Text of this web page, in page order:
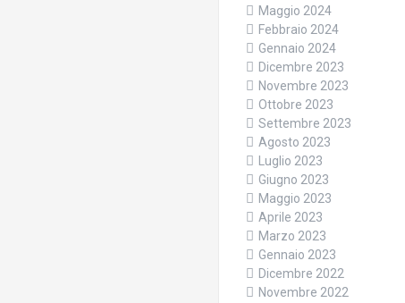
Maggio 2024
Febbraio 2024
Gennaio 2024
Dicembre 2023
Novembre 2023
Ottobre 2023
Settembre 2023
Agosto 2023
Luglio 2023
Giugno 2023
Maggio 2023
Aprile 2023
Marzo 2023
Gennaio 2023
Dicembre 2022
Novembre 2022